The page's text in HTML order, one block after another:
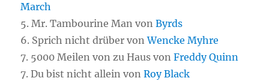
March
5. Mr. Tambourine Man vonByrds
6. Sprich nicht drüber vonWencke Myhre
7. 5000 Meilen von zu Haus vonFreddy Quinn
7. Du bist nicht allein vonRoy Black